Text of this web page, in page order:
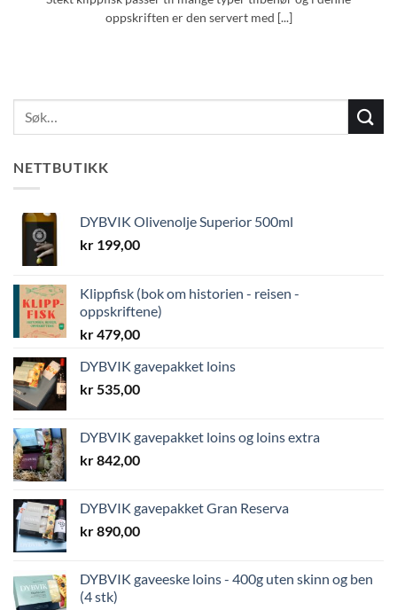
oppskriften er den servert med [...]
NETTBUTIKK
DYBVIK Olivenolje Superior 500ml
kr 199,00
Klippfisk (bok om historien - reisen -
oppskriftene)
kr479,00
DYBVIK gavepakket loins
kr535,00
DYBVIK gavepakket loins og loins extra
kr842,00
DYBVIK gavepakket Gran Reserva
kr890,00
DYBVIK gaveeske loins - 400g uten skinn og ben
(4 stk)